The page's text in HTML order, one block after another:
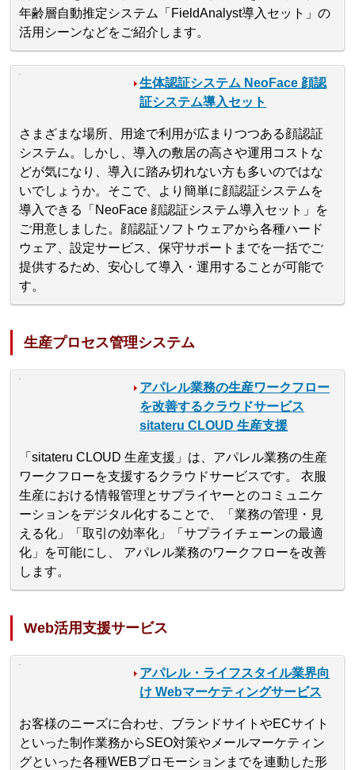
年齢層自動推定システム「FieldAnalyst導入セット」の
活用シーンなどをご紹介します。
生体認証システム NeoFace 顔認
証システム導入セット
さまざまな場所、用途で利用が広まりつつある顔認証
システム。しかし、導入の敷居の高さや運用コストな
どが気になり、導入に踏み切れない方も多いのではな
いでしょうか。そこで、より簡単に顔認証システムを
導入できる「NeoFace 顔認証システム導入セット」を
ご用意しました。顔認証ソフトウェアから各種ハード
ウェア、設定サービス、保守サポートまでを一括でご
提供するため、安心して導入・運用することが可能で
す。
生産プロセス管理システム
アパレル業務の生産ワークフロー
を改善するクラウドサービス
sitateru CLOUD 生産支援
「sitateru CLOUD 生産支援」は、アパレル業務の生産
ワークフローを支援するクラウドサービスです。 衣服
生産における情報管理とサプライヤーとのコミュニケ
ーションをデジタル化することで、「業務の管理・見
える化」「取引の効率化」「サプライチェーンの最適
化」を可能にし、 アパレル業務のワークフローを改善
します。
Web活用支援サービス
アパレル・ライフスタイル業界向
け Webマーケティングサービス
お客様のニーズに合わせ、ブランドサイトやECサイト
といった制作業務からSEO対策やメールマーケティン
グといった各種WEBプロモーションまでを連動した形